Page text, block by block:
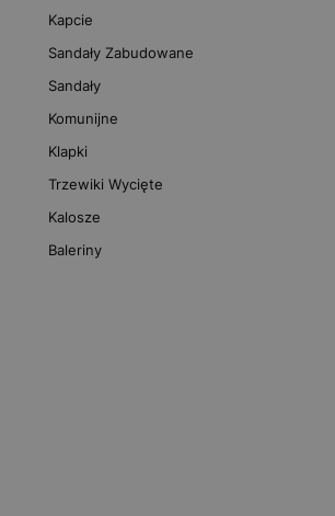
Kapcie
Sandały Zabudowane
Sandały
Komunijne
Klapki
Trzewiki Wycięte
Kalosze
Baleriny